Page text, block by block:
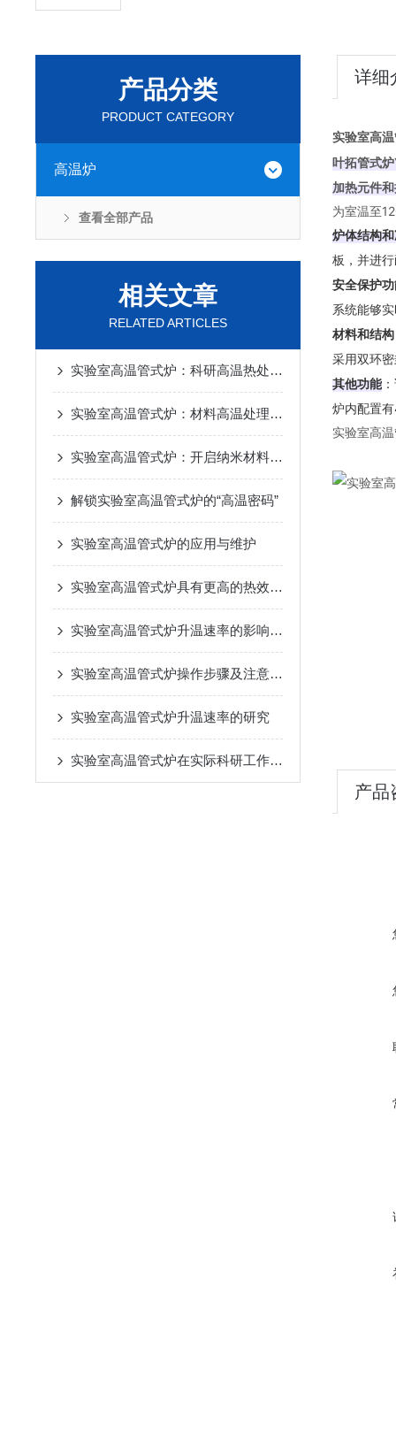
产品分类
PRODUCT CATEGORY
高温炉
查看全部产品
相关文章
RELATED ARTICLES
实验室高温管式炉：科研高温热处理的精准之选
实验室高温管式炉：材料高温处理的精密熔炉​
实验室高温管式炉：开启纳米材料研发与新能源探索的“高温钥匙”
解锁实验室高温管式炉的“高温密码”
实验室高温管式炉的应用与维护
实验室高温管式炉具有更高的热效率和更快的升温速度
实验室高温管式炉升温速率的影响因素与优化策略
实验室高温管式炉操作步骤及注意事项
实验室高温管式炉升温速率的研究
实验室高温管式炉在实际科研工作中的应用
详细
实验室高
叶拓管式
加热元件
为室温至
炉体结构
板，并进
安全保护
系统能够
材料和结构
采用双环
其他功能
炉内配置
实验室高
产品